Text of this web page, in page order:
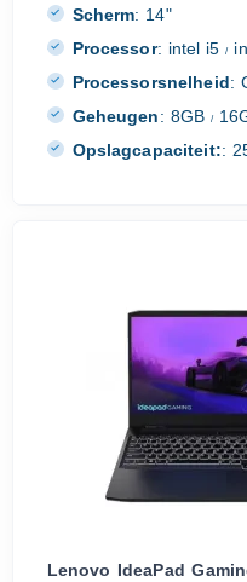
Scherm: 14"
Processor: intel i5/
Processorsnelheid:
Geheugen: 8GB /
Opslagcapaciteit::
Lenovo IdeaPad